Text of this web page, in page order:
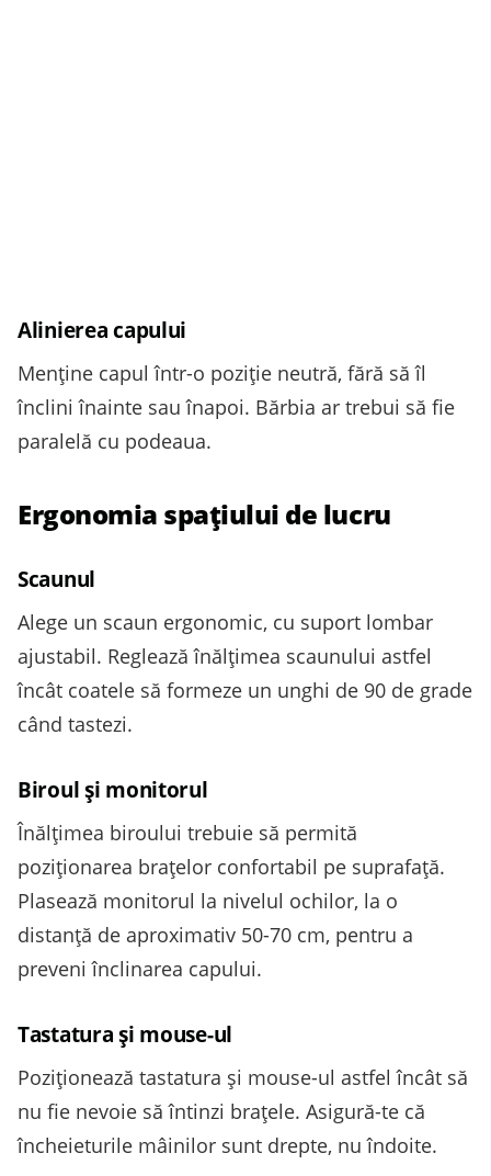
Alinierea capului
Menține capul într-o poziție neutră, fără să îl
înclini înainte sau înapoi. Bărbia ar trebui să fie
paralelă cu podeaua.
Ergonomia spațiului de lucru
Scaunul
Alege un scaun ergonomic, cu suport lombar
ajustabil. Reglează înălțimea scaunului astfel
încât coatele să formeze un unghi de 90 de grade
când tastezi.
Biroul și monitorul
Înălțimea biroului trebuie să permită
poziționarea brațelor confortabil pe suprafață.
Plasează monitorul la nivelul ochilor, la o
distanță de aproximativ 50-70 cm, pentru a
preveni înclinarea capului.
Tastatura și mouse-ul
Poziționează tastatura și mouse-ul astfel încât să
nu fie nevoie să întinzi brațele. Asigură-te că
încheieturile mâinilor sunt drepte, nu îndoite.